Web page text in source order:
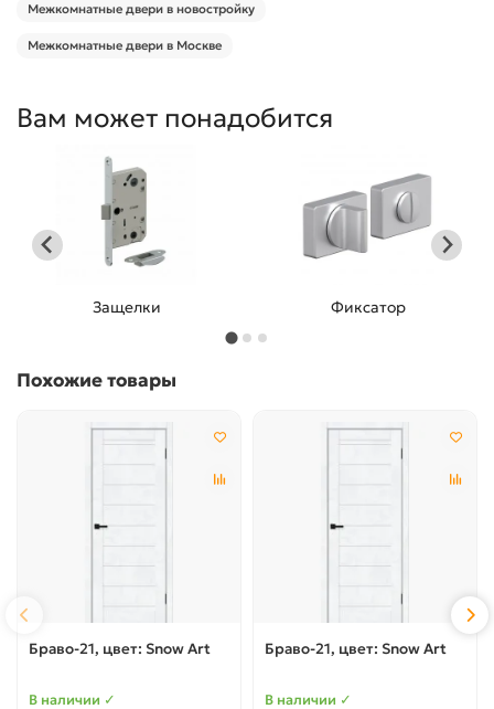
Межкомнатные двери в новостройку
Межкомнатные двери в Москве
Вам может понадобится
Защелки Фиксатор
Похожие товары
Браво-21, цвет: Snow Art
В наличии ✓
Браво-21, цвет: Snow Art
В наличии ✓